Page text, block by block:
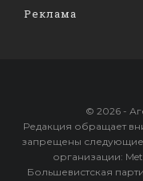
Реклама
© 2026 -
Редакция обращает
запрещены следующие
организации:
Большевистская